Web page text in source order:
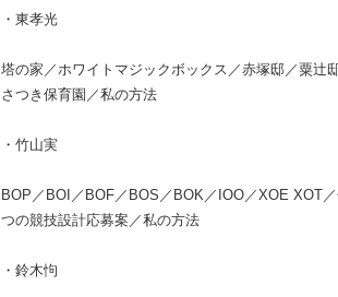
・東孝光
塔の家／ホワイトマジックボックス／赤塚邸／粟辻
さつき保育園／私の方法
・竹山実
BOP／BOI／BOF／BOS／BOK／IOO／XOE XOT
つの競技設計応募案／私の方法
・鈴木怐